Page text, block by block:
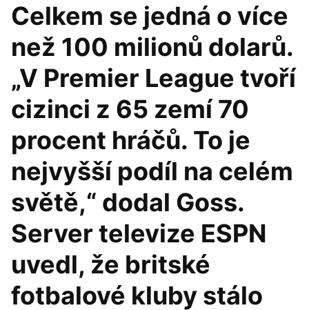
Celkem se jedná o více
než 100 milionů dolarů.
„V Premier League tvoří
cizinci z 65 zemí 70
procent hráčů. To je
nejvyšší podíl na celém
světě,“ dodal Goss.
Server televize ESPN
uvedl, že britské
fotbalové kluby stálo